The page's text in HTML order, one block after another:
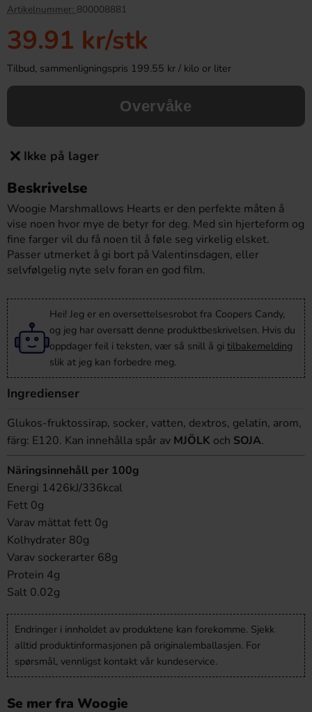
Köp
Artikelnummer: 800008881
39.91 kr/stk
Tilbud, sammenligningspris 199.55 kr / kilo or liter
Overvåke
Ikke på lager
Beskrivelse
Woogie Marshmallows Hearts er den perfekte måten å
vise noen hvor mye de betyr for deg. Med sin hjerteform og
fine farger vil du få noen til å føle seg virkelig elsket.
Passer utmerket å gi bort på Valentinsdagen, eller
selvfølgelig nyte selv foran en god film.
Hei! Jeg er en oversettelsesrobot fra Coopers Candy,
og jeg har oversatt denne produktbeskrivelsen. Hvis du
oppdager feil i teksten, vær så snill å gi tilbakemelding
slik at jeg kan forbedre meg.
Ingredienser
Glukos-fruktossirap, socker, vatten, dextros, gelatin, arom,
färg: E120. Kan innehålla spår av MJÖLK och SOJA.
Näringsinnehåll per 100g
Energi 1426kJ/336kcal
Fett 0g
Varav mättat fett 0g
Kolhydrater 80g
Varav sockerarter 68g
Protein 4g
Salt 0.02g
Endringer i innholdet av produktene kan forekomme. Sjekk
alltid produktinformasjonen på originalemballasjen. For
spørsmål, vennligst kontakt vår kundeservice.
Se mer fra Woogie